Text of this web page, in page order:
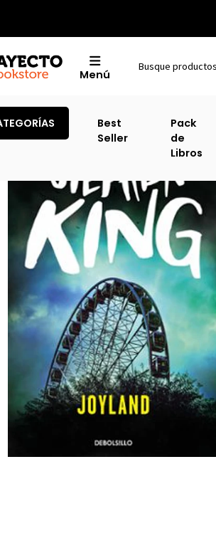
Menú
Best
Seller
Pack
de
Libros